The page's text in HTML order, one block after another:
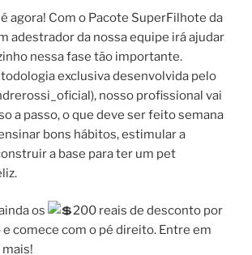
é agora! Com o Pacote SuperFilhote da
adestrador da nossa equipe irá ajudar
nessa fase tão importante.
exclusiva desenvolvida pelo
nosso profissional vai
a passo, o que deve ser feito semana
bons hábitos, estimular a
a base para ter um pet
os
200 reais de desconto por
comece com o pé direito. Entre em